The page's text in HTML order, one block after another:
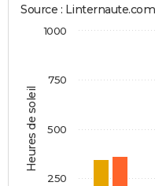
Heures de soleil
Source :
1000
250
500
750